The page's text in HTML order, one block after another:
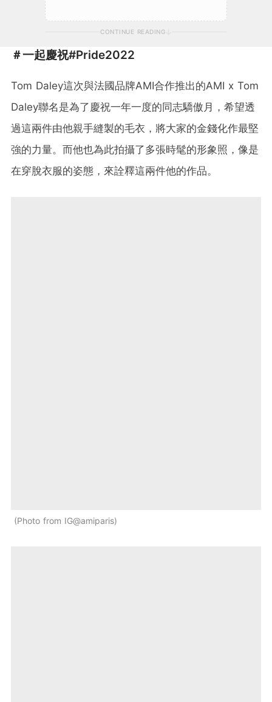
CONTINUE READING
＃一起慶祝#Pride2022
Tom Daley這次與法國品牌AMI合作推出的AMI x Tom
Daley聯名是為了慶祝一年一度的同志驕傲月，希望透
過這兩件由他親手縫製的毛衣，將大家的金錢化作最堅
強的力量。而他也為此拍攝了多張時髦的形象照，像是
在穿脫衣服的姿態，來詮釋這兩件他的作品。
Photo from IG@amiparis